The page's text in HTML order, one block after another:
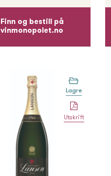
Finn og bestill på
vinmonopolet.no
Utskrift
Lagre